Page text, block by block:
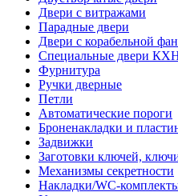
Двери с витражами
Парадные двери
Двери с корабельной
Специальные двери
Фурнитура
Ручки дверные
Петли
Автоматические пороги
Броненакладки и
Задвижки
Заготовки ключей,
Механизмы секретности
Накладки/WC-